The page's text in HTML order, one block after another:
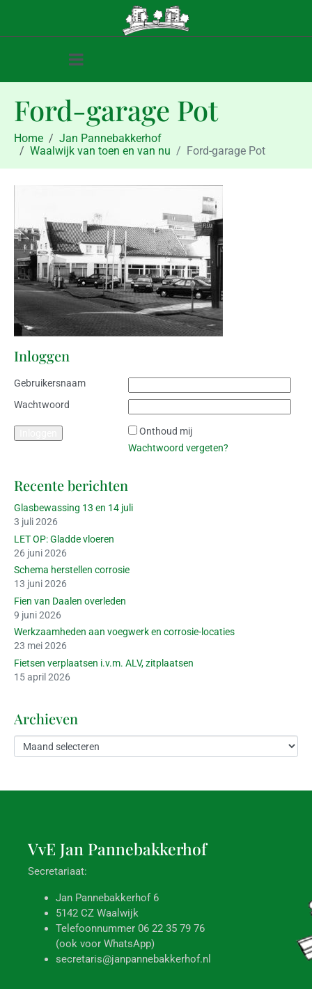
Ford-garage Pot
Home
Jan Pannebakkerhof
Waalwijk van toen en van nu
Ford-garage Pot
Inloggen
Gebruikersnaam
Wachtwoord
Onthoud mij
Wachtwoord vergeten?
Recente berichten
Glasbewassing 13 en 14 juli
3 juli 2026
LET OP: Gladde vloeren
26 juni 2026
Schema herstellen corrosie
13 juni 2026
Fien van Daalen overleden
9 juni 2026
Werkzaamheden aan voegwerk en corrosie-locaties
23 mei 2026
Fietsen verplaatsen i.v.m. ALV, zitplaatsen
15 april 2026
Archieven
VvE Jan Pannebakkerhof
Secretariaat:
Jan Pannebakkerhof 6
5142 CZ Waalwijk
Telefoonnummer 06 22 35 79 76
(ook voor WhatsApp)
secretaris@janpannebakkerhof.nl